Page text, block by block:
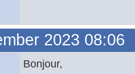
2023 08:06
Bonjour,